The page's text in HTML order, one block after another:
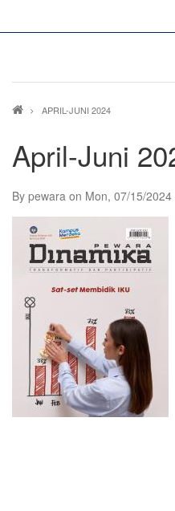
Breadcrumb
APRIL-JUNI 2024
April-Juni
By pewara on Mon, 07/15/2024